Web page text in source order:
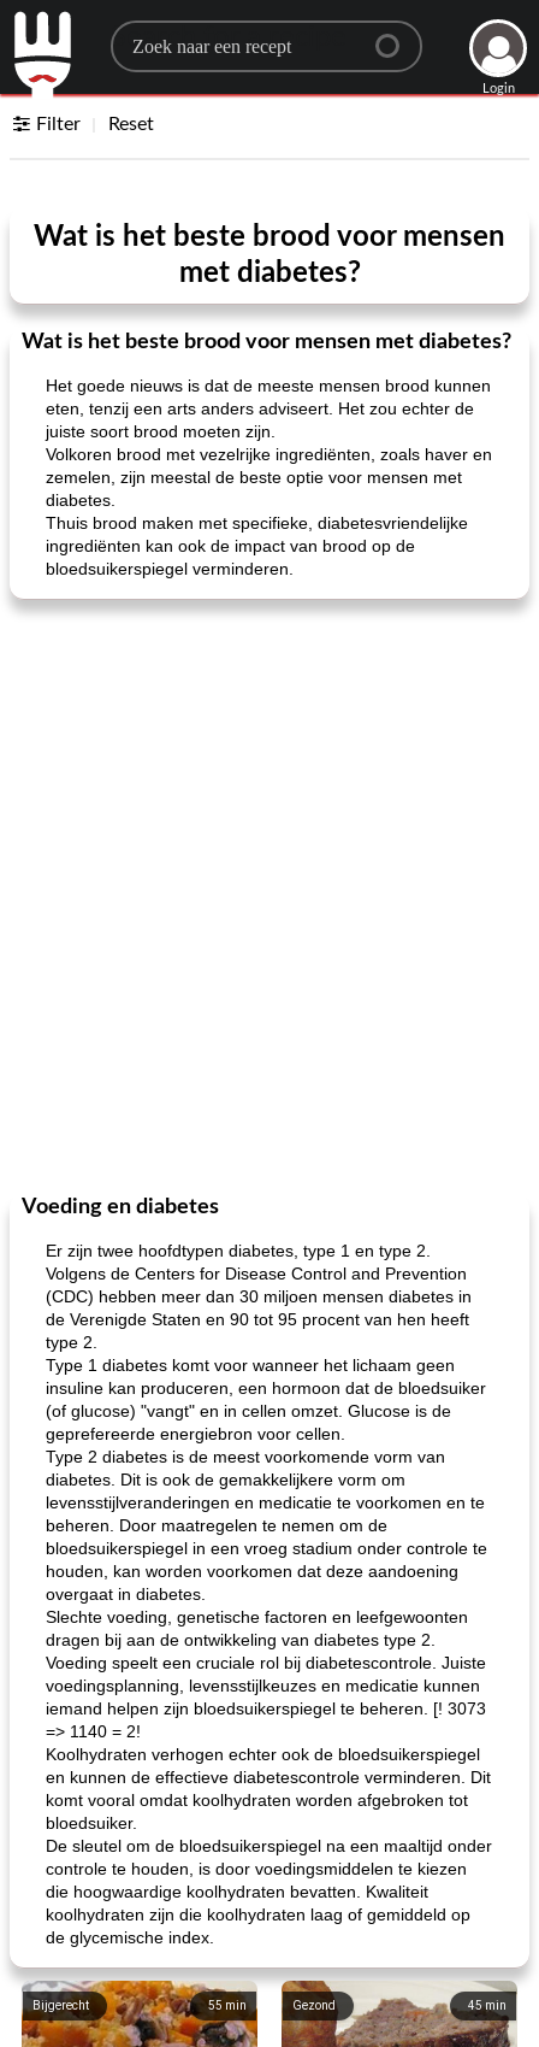
Search for a recipe
Login
Filter Reset
Wat is het beste brood voor mensen
met diabetes?
Wat is het beste brood voor mensen met diabetes?
Het goede nieuws is dat de meeste mensen brood kunnen
eten, tenzij een arts anders adviseert. Het zou echter de
juiste soort brood moeten zijn.
Volkoren brood met vezelrijke ingrediënten, zoals haver en
zemelen, zijn meestal de beste optie voor mensen met
diabetes.
Thuis brood maken met specifieke, diabetesvriendelijke
ingrediënten kan ook de impact van brood op de
bloedsuikerspiegel verminderen.
Voeding en diabetes
Er zijn twee hoofdtypen diabetes, type 1 en type 2.
Volgens de Centers for Disease Control and Prevention
(CDC) hebben meer dan 30 miljoen mensen diabetes in
de Verenigde Staten en 90 tot 95 procent van hen heeft
type 2.
Type 1 diabetes komt voor wanneer het lichaam geen
insuline kan produceren, een hormoon dat de bloedsuiker
(of glucose) "vangt" en in cellen omzet. Glucose is de
geprefereerde energiebron voor cellen.
Type 2 diabetes is de meest voorkomende vorm van
diabetes. Dit is ook de gemakkelijkere vorm om
levensstijlveranderingen en medicatie te voorkomen en te
beheren. Door maatregelen te nemen om de
bloedsuikerspiegel in een vroeg stadium onder controle te
houden, kan worden voorkomen dat deze aandoening
overgaat in diabetes.
Slechte voeding, genetische factoren en leefgewoonten
dragen bij aan de ontwikkeling van diabetes type 2.
Voeding speelt een cruciale rol bij diabetescontrole. Juiste
voedingsplanning, levensstijlkeuzes en medicatie kunnen
iemand helpen zijn bloedsuikerspiegel te beheren. [! 3073
=> 1140 = 2!
Koolhydraten verhogen echter ook de bloedsuikerspiegel
en kunnen de effectieve diabetescontrole verminderen. Dit
komt vooral omdat koolhydraten worden afgebroken tot
bloedsuiker.
De sleutel om de bloedsuikerspiegel na een maaltijd onder
controle te houden, is door voedingsmiddelen te kiezen
die hoogwaardige koolhydraten bevatten. Kwaliteit
koolhydraten zijn die koolhydraten laag of gemiddeld op
de glycemische index.
55 min
Bijgerecht 45min
Gezond